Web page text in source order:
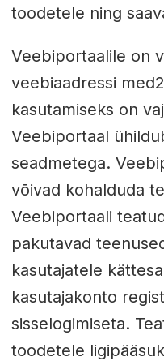
toodetele ning
Veebiportaalile on
veebiaadressi
kasutamiseks on
Veebiportaal
seadmetega.
võivad kohalduda
Veebiportaali
pakutavad
kasutajatele
kasutajakonto
sisselogimiseta.
toodetele